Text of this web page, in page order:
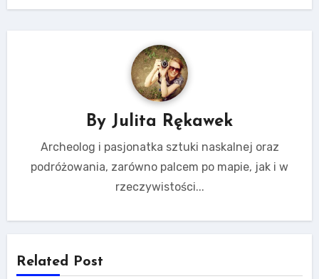
By Julita Rękawek
Archeolog i pasjonatka sztuki naskalnej oraz
podróżowania, zarówno palcem po mapie, jak i w
rzeczywistości...
Related Post